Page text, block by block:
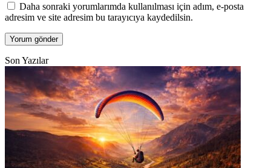
Daha sonraki yorumlarımda kullanılması için adım, e-posta
adresim ve site adresim bu tarayıcıya kaydedilsin.
Son Yazılar